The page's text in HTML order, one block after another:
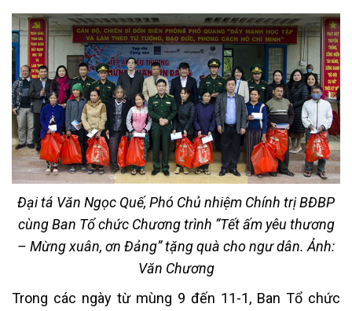
Đại tá Văn Ngọc Quế, Phó Chủ nhiệm Chính trị BĐBP
cùng Ban Tổ chức Chương trình “Tết ấm yêu thương
– Mừng xuân, ơn Đảng” tặng quà cho ngư dân. Ảnh:
Văn Chương
Trong các ngày từ mùng 9 đến 11-1, Ban Tổ chức